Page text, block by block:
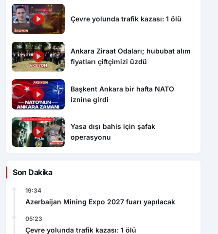
Çevre yolunda trafik kazası: 1 ölü
Ankara Ziraat Odaları; hububat alım
fiyatları çiftçimizi üzdü
Başkent Ankara bir hafta NATO
iznine girdi
Yasa dışı bahis için şafak
operasyonu
Son Dakika
19:34
Azerbaijan Mining Expo 2027 fuarı yapılacak
05:23
Çevre yolunda trafik kazası: 1 ölü